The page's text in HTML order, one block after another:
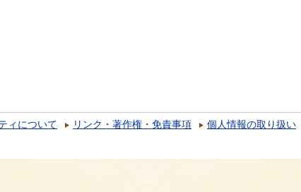
ィについて リンク・著作権・免責事項 個人情報の取り扱い